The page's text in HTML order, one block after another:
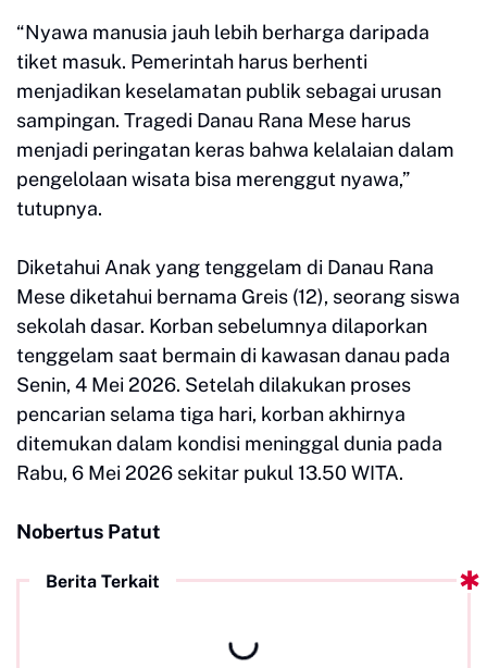
“Nyawa manusia jauh lebih berharga daripada
tiket masuk. Pemerintah harus berhenti
menjadikan keselamatan publik sebagai urusan
sampingan. Tragedi Danau Rana Mese harus
menjadi peringatan keras bahwa kelalaian dalam
pengelolaan wisata bisa merenggut nyawa,”
tutupnya.
Diketahui Anak yang tenggelam di Danau Rana
Mese diketahui bernama Greis (12), seorang siswa
sekolah dasar. Korban sebelumnya dilaporkan
tenggelam saat bermain di kawasan danau pada
Senin, 4 Mei 2026. Setelah dilakukan proses
pencarian selama tiga hari, korban akhirnya
ditemukan dalam kondisi meninggal dunia pada
Rabu, 6 Mei 2026 sekitar pukul 13.50 WITA.
Nobertus Patut
Berita Terkait